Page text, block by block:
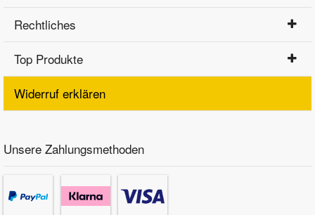
Rechtliches
Top Produkte
Widerruf erklären
Unsere Zahlungsmethoden